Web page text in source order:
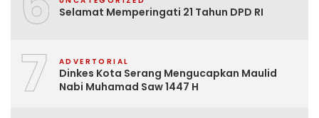
Selamat Memperingati 21 Tahun DPD RI
7 ADVERTORIAL
Dinkes Kota Serang Mengucapkan Maulid
Nabi Muhamad Saw 1447 H